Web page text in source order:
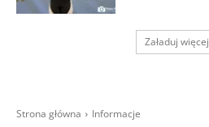
Załaduj więcej